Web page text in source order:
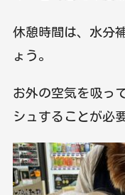
休憩時間は、水分
ょう。
お外の空気を吸っ
シュすることが必